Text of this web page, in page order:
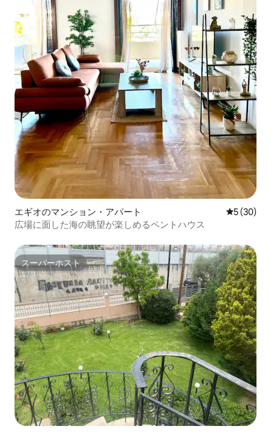
エギオのマンション・アパート レビュー
5 (30)
広場に面した海の眺望が楽しめるペントハウス
スーパーホスト
スーパーホスト